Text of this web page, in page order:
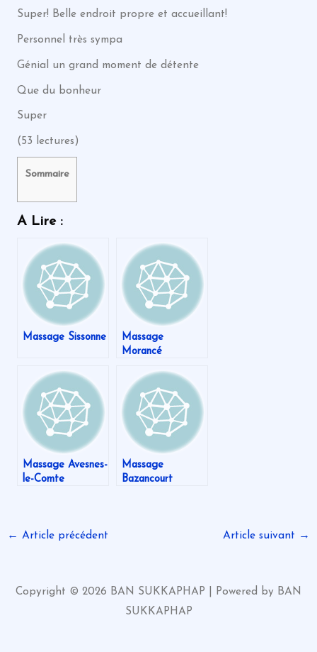
Super! Belle endroit propre et accueillant!
Personnel très sympa
Génial un grand moment de détente
Que du bonheur
Super
(53 lectures)
Sommaire
A Lire :
Massage Sissonne
Massage
Morancé
Massage Avesnes-
le-Comte
Massage
Bazancourt
← Article précédent Article suivant →
Copyright © 2026 BAN SUKKAPHAP | Powered by BAN
SUKKAPHAP